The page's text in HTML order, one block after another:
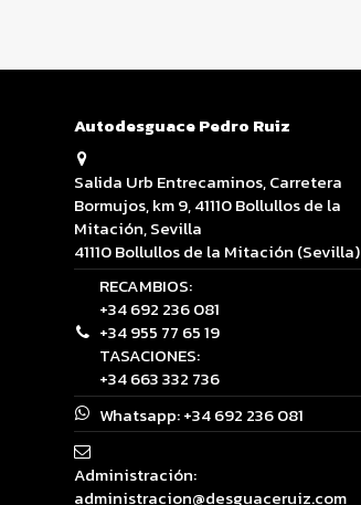
Autodesguace Pedro Ruiz
Salida Urb Entrecaminos, Carretera
Bormujos, km 9, 41110 Bollullos de la
Mitación, Sevilla
41110 Bollullos de la Mitación (Sevilla)
RECAMBIOS:
+34 692 236 081
+34 955 77 65 19
TASACIONES:
+34 663 332 736
Whatsapp:+34 692 236 081
Administración:
administracion@desguaceruiz.com